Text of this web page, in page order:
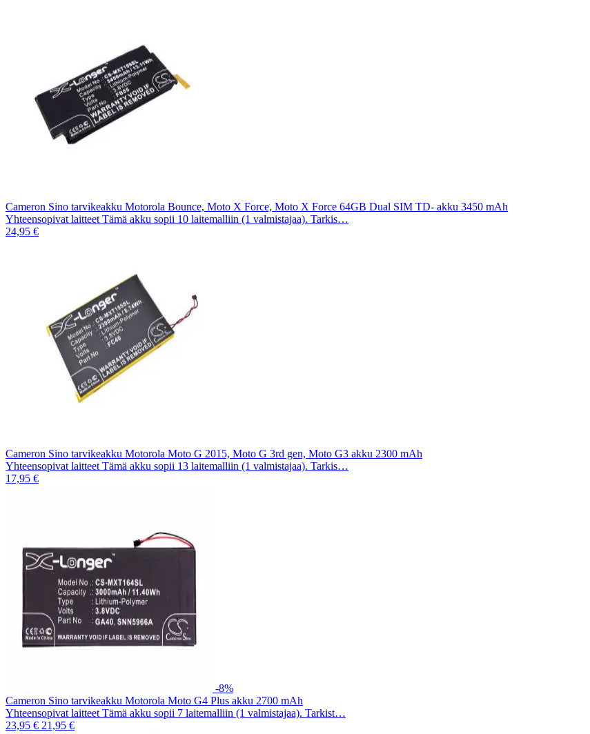
Cameron Sino tarvikeakku Motorola Bounce, Moto X Force, Moto X Force 64GB Dual SIM TD- akku 3450 mAh
Yhteensopivat laitteet Tämä akku sopii 10 laitemalliin (1 valmistajaa). Tarkis…
24,95 €
Cameron Sino tarvikeakku Motorola Moto G 2015, Moto G 3rd gen, Moto G3 akku 2300 mAh
Yhteensopivat laitteet Tämä akku sopii 13 laitemalliin (1 valmistajaa). Tarkis…
17,95 €
-8%
Cameron Sino tarvikeakku Motorola Moto G4 Plus akku 2700 mAh
Yhteensopivat laitteet Tämä akku sopii 7 laitemalliin (1 valmistajaa). Tarkist…
23,95 € 21,95 €